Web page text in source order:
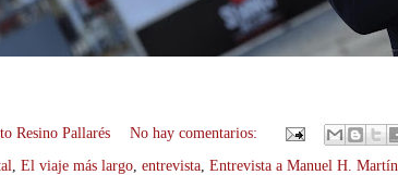
Resino Pallarés
No hay comentarios:
El viaje más largo entrevista Entrevista a Manuel H. Martín